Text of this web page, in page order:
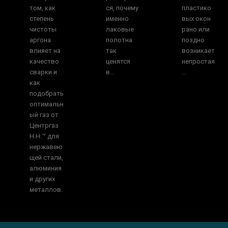
том, как
степень
чистоты
аргона
влияет на
качество
сварки и
как
подобрать
оптимальн
ый газ от
Центргаз
Н.Н.™ для
нержавею
щей стали,
алюминия
и других
металлов.
ся, почему
именно
лаковые
полотна
так
ценятся
в...
пластико
вых окон
рано или
поздно
возникает
непростая